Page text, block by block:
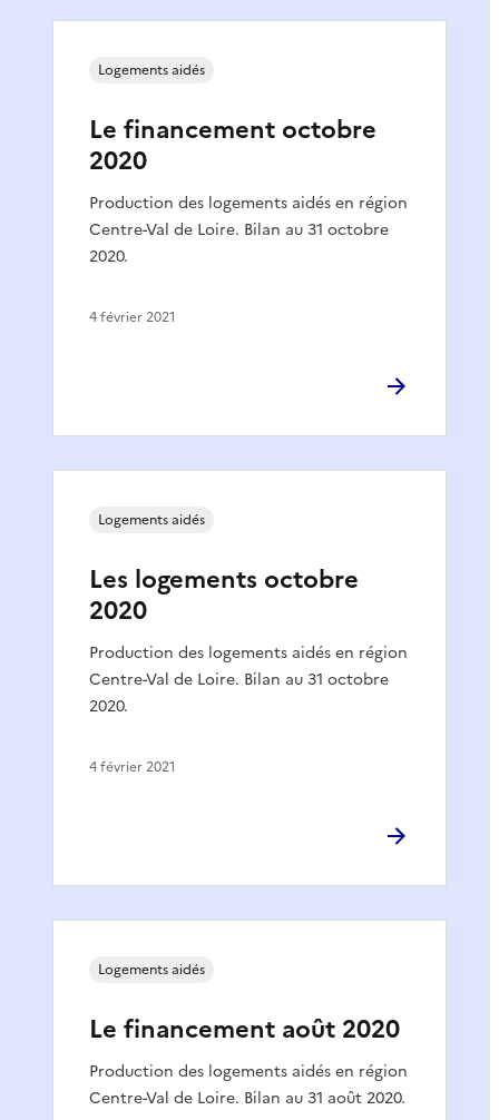
Le financement octobre
2020
Production des logements aidés en région
Centre-Val de Loire. Bilan au 31 octobre
2020.
Logements aidés
4 février 2021
Les logements octobre
2020
Production des logements aidés en région
Centre-Val de Loire. Bilan au 31 octobre
2020.
Logements aidés
4 février 2021
Le financement août 2020
Production des logements aidés en région
Centre-Val de Loire. Bilan au 31 août 2020.
Logements aidés